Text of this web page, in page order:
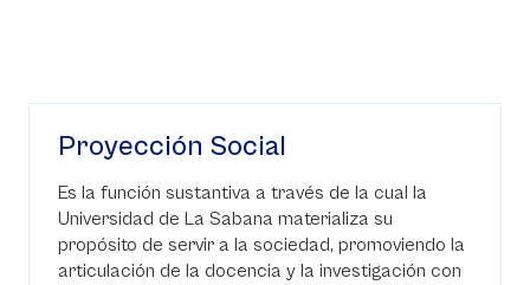
Proyección Social
Es la función sustantiva a través de la cual la
Universidad de La Sabana materializa su
propósito de servir a la sociedad, promoviendo la
articulación de la docencia y la investigación con